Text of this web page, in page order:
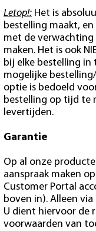
Letop!: Het is
bestelling maakt,
met de
maken. Het is ook
bij elke bestelling
mogelijke
optie is bedoeld
bestelling op tijd te
levertijden.
Garantie
Op al onze
aanspraak maken
Customer Portal
boven in). Alleen
U dient hiervoor de
voorwaarden van